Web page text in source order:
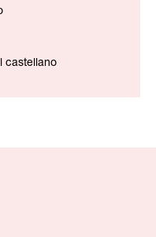
castellano